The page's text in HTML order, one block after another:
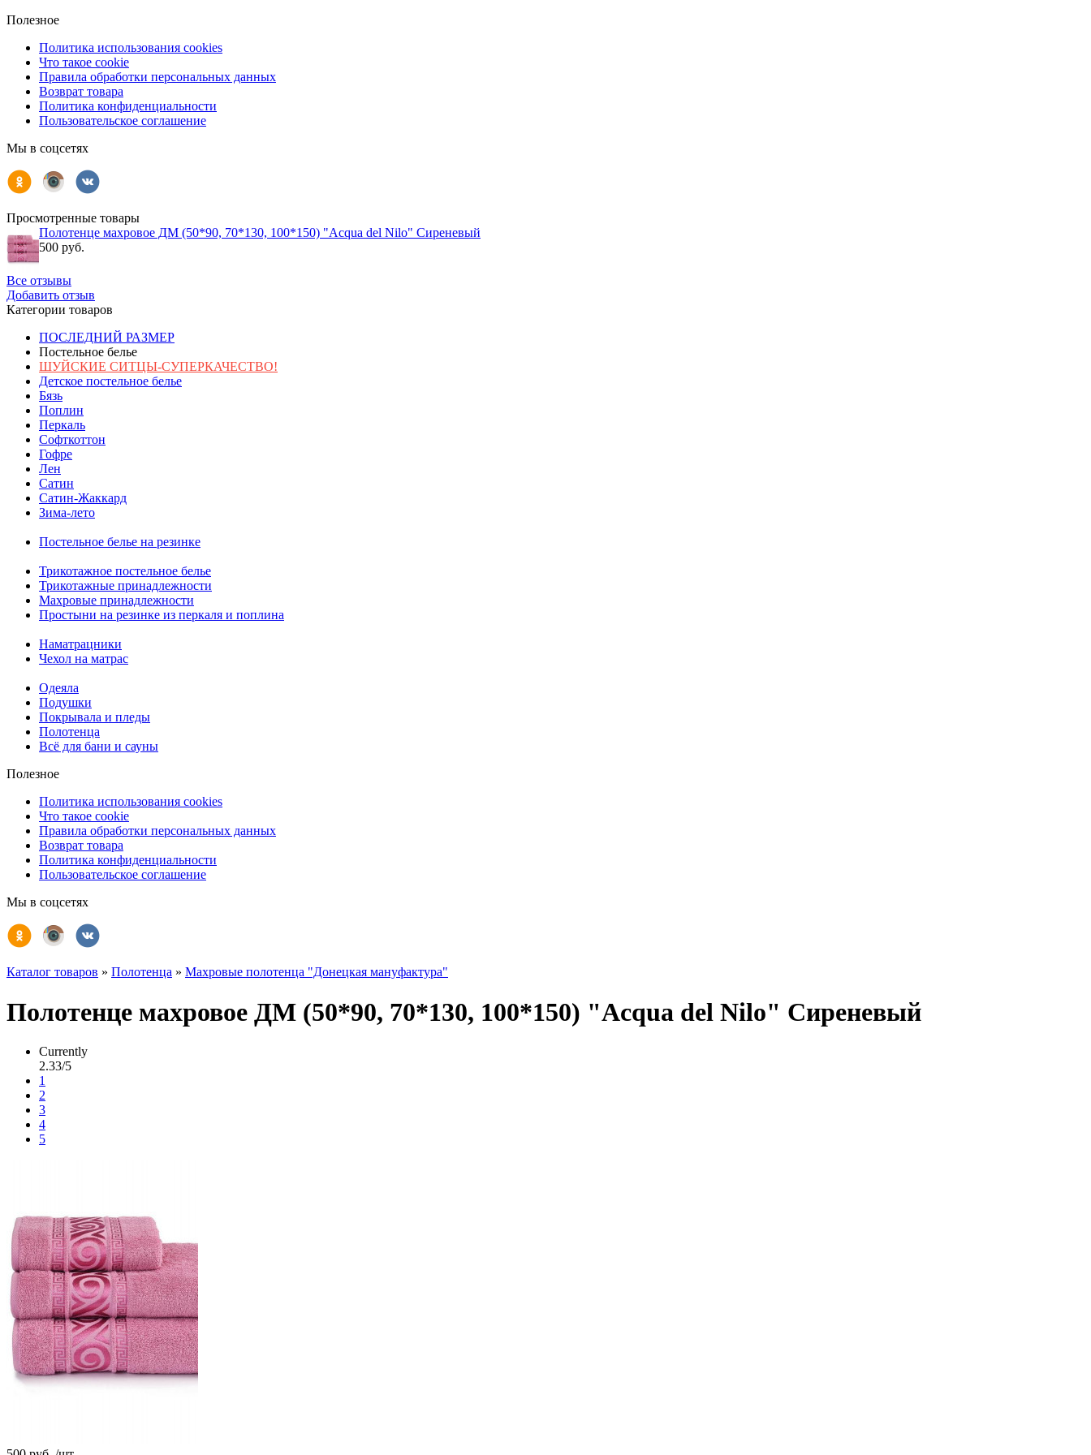
Полезное
Политика использования cookies
Что такое cookie
Правила обработки персональных данных
Возврат товара
Политика конфиденциальности
Пользовательское соглашение
Мы в соцсетях
Просмотренные товары
Полотенце махровое ДМ (50*90, 70*130, 100*150) "Acqua del Nilo" Сиреневый
500 руб.
Все отзывы
Добавить отзыв
Категории товаров
ПОСЛЕДНИЙ РАЗМЕР
Постельное белье
ШУЙСКИЕ СИТЦЫ-СУПЕРКАЧЕСТВО!
Детское постельное белье
Бязь
Поплин
Перкаль
Софткоттон
Гофре
Лен
Сатин
Сатин-Жаккард
Зима-лето
Постельное белье на резинке
Трикотажное постельное белье
Трикотажные принадлежности
Махровые принадлежности
Простыни на резинке из перкаля и поплина
Наматрацники
Чехол на матрас
Одеяла
Подушки
Покрывала и пледы
Полотенца
Всё для бани и сауны
Полезное
Политика использования cookies
Что такое cookie
Правила обработки персональных данных
Возврат товара
Политика конфиденциальности
Пользовательское соглашение
Мы в соцсетях
Каталог товаров » Полотенца » Махровые полотенца "Донецкая мануфактура"
Полотенце махровое ДМ (50*90, 70*130, 100*150) "Acqua del Nilo" Сиреневый
Currently
2.33/5
1
2
3
4
5